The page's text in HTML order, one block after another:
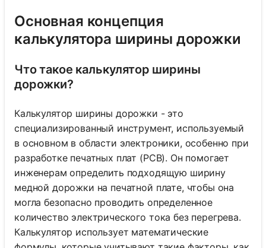
Основная концепция
калькулятора ширины дорожки
Что такое калькулятор ширины
дорожки?
Калькулятор ширины дорожки - это
специализированный инструмент, используемый
в основном в области электроники, особенно при
разработке печатных плат (PCB). Он помогает
инженерам определить подходящую ширину
медной дорожки на печатной плате, чтобы она
могла безопасно проводить определенное
количество электрического тока без перегрева.
Калькулятор использует математические